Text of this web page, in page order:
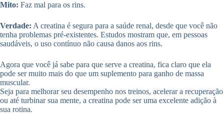
Mito: Faz mal para os rins.
Verdade: A creatina é segura para a saúde renal, desde que você não
tenha problemas pré-existentes. Estudos mostram que, em pessoas
saudáveis, o uso contínuo não causa danos aos rins.
Agora que você já sabe para que serve a creatina, fica claro que ela
pode ser muito mais do que um suplemento para ganho de massa
muscular.
Seja para melhorar seu desempenho nos treinos, acelerar a recuperação
ou até turbinar sua mente, a creatina pode ser uma excelente adição à
sua rotina.